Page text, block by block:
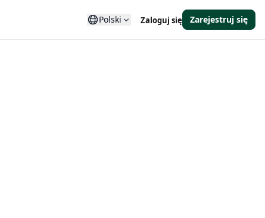
Polski Zaloguj się Zarejestruj się